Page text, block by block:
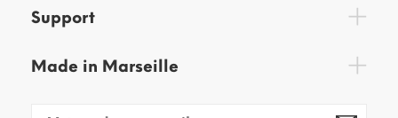
Support
Made in Marseille